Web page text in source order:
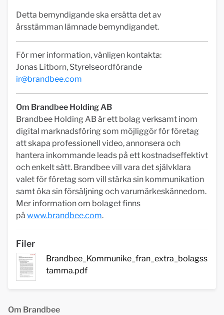
Detta bemyndigande ska ersätta det av
årsstämman lämnade bemyndigandet.
För mer information, vänligen kontakta:
Jonas Litborn, Styrelseordförande
ir@brandbee.com
Om Brandbee Holding AB
Brandbee Holding AB är ett bolag verksamt inom
digital marknadsföring som möjliggör för företag
att skapa professionell video, annonsera och
hantera inkommande leads på ett kostnadseffektivt
och enkelt sätt. Brandbee vill vara det självklara
valet för företag som vill stärka sin kommunikation
samt öka sin försäljning och varumärkeskännedom.
Mer information om bolaget finns
på www.brandbee.com.
Filer
Brandbee_Kommunike_fran_extra_bolagss
tamma.pdf
Om Brandbee